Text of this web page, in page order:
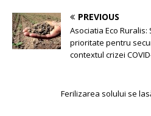
PREVIOUS
Asociatia Eco
prioritate pentru
contextul crizei
Ferilizarea solului se